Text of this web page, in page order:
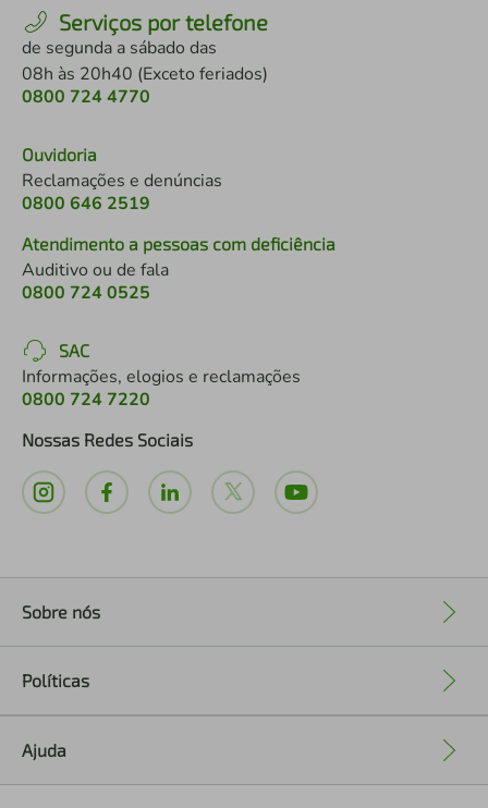
Serviços por telefone
de segunda a sábado das
08h às 20h40 (Exceto feriados)
0800 724 4770
Ouvidoria
Reclamações e denúncias
0800 646 2519
Atendimento a pessoas com deficiência
Auditivo ou de fala
0800 724 0525
SAC
Informações, elogios e reclamações
0800 724 7220
Nossas Redes Sociais
Sobre nós
Políticas
Ajuda